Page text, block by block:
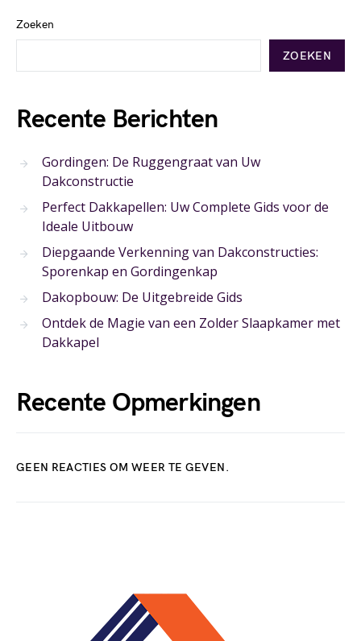
Zoeken
ZOEKEN
Recente Berichten
Gordingen: De Ruggengraat van Uw
Dakconstructie
Perfect Dakkapellen: Uw Complete Gids voor de
Ideale Uitbouw
Diepgaande Verkenning van Dakconstructies:
Sporenkap en Gordingenkap
Dakopbouw: De Uitgebreide Gids
Ontdek de Magie van een Zolder Slaapkamer met
Dakkapel
Recente Opmerkingen
GEEN REACTIES OM WEER TE GEVEN.